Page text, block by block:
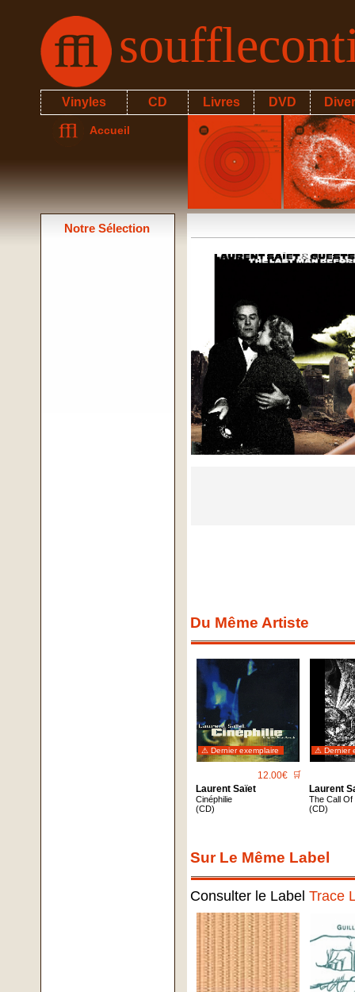
Vinyles CD Livres DVD
Accueil
Notre Sélection
Du Même Artiste
⚠ Dernier exemplaire
12.00€ 🛒
Laurent Saïet
Cinéphilie
(CD)
⚠ Dernier
Laurent
The Call
(CD)
Sur Le Même Label
Consulter le LabelTrace